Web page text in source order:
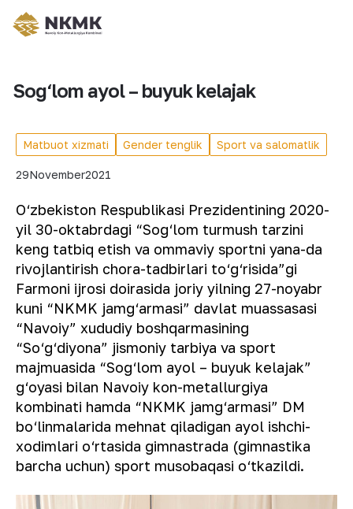
Sog‘lom ayol – buyuk kelajak
Matbuot xizmati Gender tenglik Sport va salomatlik
29November2021
O‘zbekiston Respublikasi Prezidentining 2020-
yil 30-oktabrdagi “Sog‘lom turmush tarzini
keng tatbiq etish va ommaviy sportni yana-da
rivojlantirish chora-tadbirlari to‘g‘risida”gi
Farmoni ijrosi doirasida joriy yilning 27-noyabr
kuni “NKMK jamg‘armasi” davlat muassasasi
“Navoiy” xududiy boshqarmasining
“So‘g‘diyona” jismoniy tarbiya va sport
majmuasida “Sog‘lom ayol – buyuk kelajak”
g‘oyasi bilan Navoiy kon-metallurgiya
kombinati hamda “NKMK jamg‘armasi” DM
bo‘linmalarida mehnat qiladigan ayol ishchi-
xodimlari o‘rtasida gimnastrada (gimnastika
barcha uchun) sport musobaqasi o‘tkazildi.